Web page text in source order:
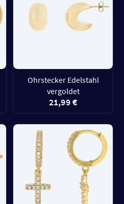
Ohrstecker Edelstahl
vergoldet
21,99 €